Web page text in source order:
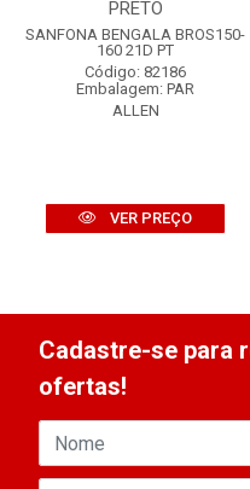
PRETO
SANFONA BENGALA BROS150-
160 21D PT
Código: 82186
Embalagem: PAR
ALLEN
VER PREÇO
Cadastre-se para
ofertas!